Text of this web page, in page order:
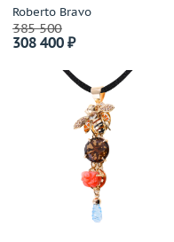
Luca Carati
Lykov`s Jewellery
Magie
Manca Gioielli
Mangiarotti
Marco Bicego
Marina Bulgari
Mario Panelli
Maskada
Roberto Bravo
385 500
308 400 ₽